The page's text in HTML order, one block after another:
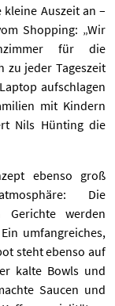
Auszeit an –
Shopping: „Wir
für die
zu jeder Tageszeit
aufschlagen
mit Kindern
Nils Hünting die
ebenso groß
Die
Gerichte werden
umfangreiches,
steht ebenso auf
kalte Bowls und
Saucen und